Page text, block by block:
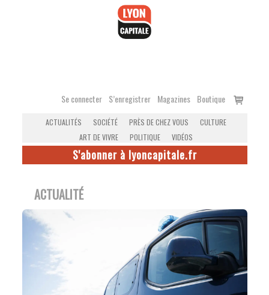
Se connecter S’enregistrer Magazines Boutique
Voir
ACTUALITÉS SOCIÉTÉ PRÈS DE CHEZ VOUS
CULTURE
ART DE VIVRE
POLITIQUE VIDÉOS
S'abonner à lyoncapitale.fr
ACTUALITÉ